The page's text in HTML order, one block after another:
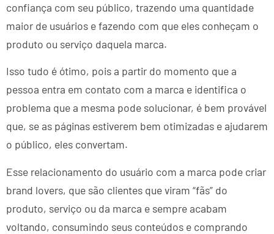
confiança com seu público, trazendo uma quantidade
maior de usuários e fazendo com que eles conheçam o
produto ou serviço daquela marca.
Isso tudo é ótimo, pois a partir do momento que a
pessoa entra em contato com a marca e identifica o
problema que a mesma pode solucionar, é bem provável
que, se as páginas estiverem bem otimizadas e ajudarem
o público, eles convertam.
Esse relacionamento do usuário com a marca pode criar
brand lovers, que são clientes que viram “fãs” do
produto, serviço ou da marca e sempre acabam
voltando, consumindo seus conteúdos e comprando